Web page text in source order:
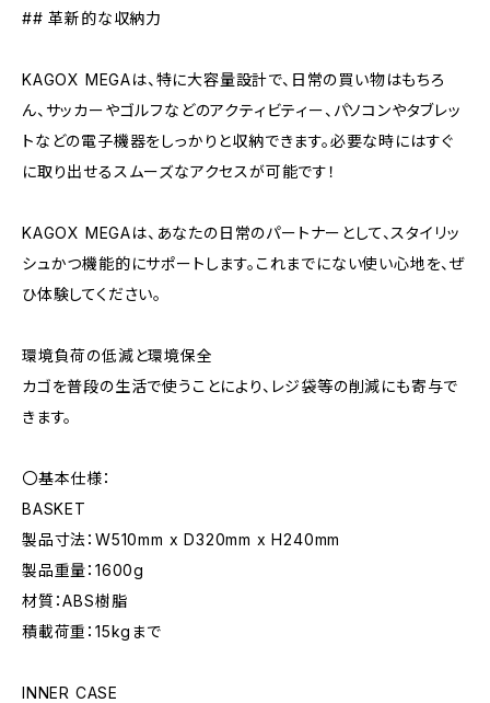
## 革新的な収納力
KAGOX MEGAは、特に大容量設計で、日常の買い物はもちろ
ん、サッカーやゴルフなどのアクティビティー、パソコンやタブレッ
トなどの電子機器をしっかりと収納できます。必要な時にはすぐ
に取り出せるスムーズなアクセスが可能です！
KAGOX MEGAは、あなたの日常のパートナーとして、スタイリッ
シュかつ機能的にサポートします。これまでにない使い心地を、ぜ
ひ体験してください。
環境負荷の低減と環境保全
カゴを普段の生活で使うことにより、レジ袋等の削減にも寄与で
きます。
〇基本仕様：
BASKET
製品寸法：W510mm x D320mm x H240mm
製品重量：1600g
材質：ABS樹脂
積載荷重：15kgまで
INNER CASE